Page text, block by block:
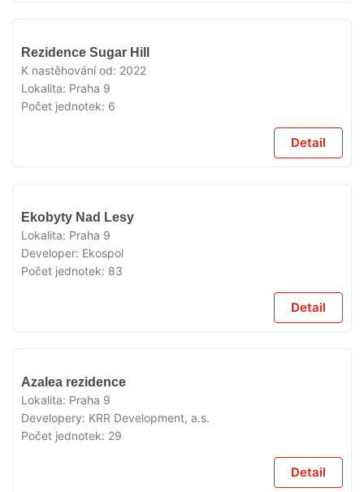
Rezidence Sugar Hill
K nastěhování od: 2022
Lokalita: Praha 9
Počet jednotek: 6
Detail
Ekobyty Nad Lesy
Lokalita: Praha 9
Developer: Ekospol
Počet jednotek: 83
Detail
Azalea rezidence
Lokalita: Praha 9
Developery: KRR Development, a.s.
Počet jednotek: 29
Detail